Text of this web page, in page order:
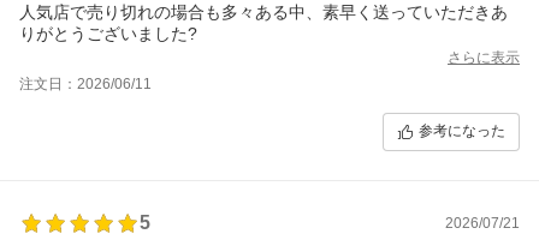
人気店で売り切れの場合も多々ある中、素早く送っていただきあ
りがとうございました?
さらに表示
注文日：2026/06/11
参考になった
5
2026/07/21